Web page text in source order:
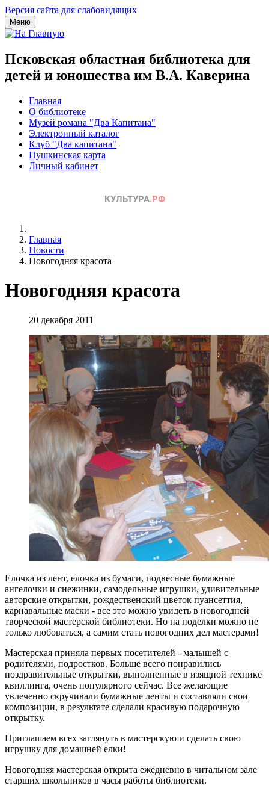
Версия сайта для слабовидящих
Меню
Псковская областная библиотека для
детей и юношества им В.А. Каверина
Главная
О библиотеке
Музей романа "Два Капитана"
Электронный каталог
Клуб "Два капитана"
Пушкинская карта
Личный кабинет
Главная
Новости
Новогодняя красота
Новогодняя красота
20 декабря 2011
Елочка из лент, елочка из бумаги, подвесные бумажные
ангелочки и снежинки, самодельные игрушки, удивительные
авторские открытки, рождественский цветок пуансеттия,
карнавальные маски - все это можно увидеть в новогодней
творческой мастерской библиотеки. Но на поделки можно не
только любоваться, а самим стать новогодних дел мастерами!
Мастерская приняла первых посетителей - малышей с
родителями, подростков. Больше всего понравились
поздравительные открытки, выполненные в изящной технике
квиллинга, очень популярного сейчас. Все желающие
увлеченно скручивали бумажные ленты и составляли свои
композиции, в результате сделали красивую подарочную
открытку.
Приглашаем всех заглянуть в мастерскую и сделать свою
игрушку для домашней елки!
Новогодняя мастерская открыта ежедневно в читальном зале
старших школьников в часы работы библиотеки.